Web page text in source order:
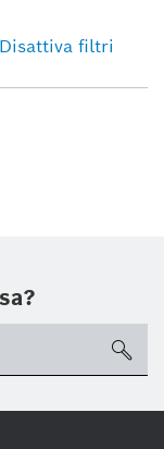
Disattiva filtri